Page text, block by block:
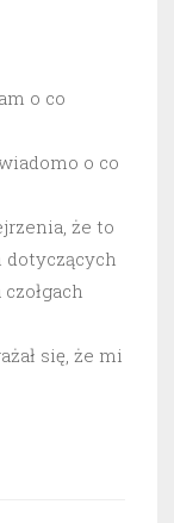
o co
o co
że to
się, że mi